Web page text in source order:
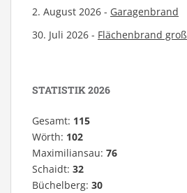
2. August 2026 - Garagenbrand
30. Juli 2026 - Flächenbrand groß
STATISTIK 2026
Gesamt: 115
Wörth: 102
Maximiliansau: 76
Schaidt: 32
Büchelberg: 30